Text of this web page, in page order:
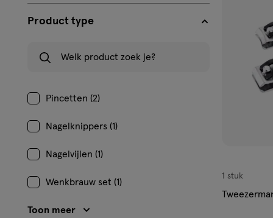
Product type
Pincetten (2)
Nagelknippers (1)
Nagelvijlen (1)
Wenkbrauw set (1)
Toon meer
1 stuk